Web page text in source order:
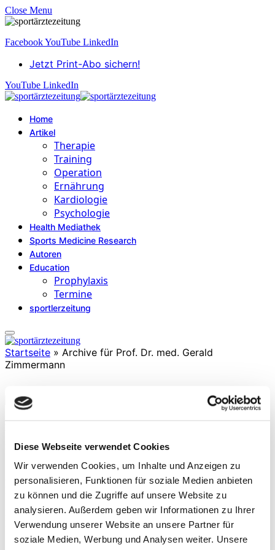
Diese Webseite verwendet Cookies
Wir verwenden Cookies, um Inhalte und Anzeigen zu
personalisieren, Funktionen für soziale Medien anbieten
zu können und die Zugriffe auf unsere Website zu
analysieren. Außerdem geben wir Informationen zu Ihrer
Verwendung unserer Website an unsere Partner für
soziale Medien, Werbung und Analysen weiter. Unsere
Close Menu
FacebookYouTube LinkedIn
Jetzt Print-Abo sichern!
YouTube LinkedIn
Home
Artikel
Therapie
Training
Operation
Ernährung
Kardiologie
Psychologie
Health Mediathek
Sports Medicine Research
Autoren
Education
Prophylaxis
Termine
sportlerzeitung
Startseite » Archive für Prof. Dr. med. Gerald
Zimmermann
ist Facharzt für Orthopädie und Unfallchirurgie mit
Sportmedizin. Er ist Chefarzt der Abteilung Unfallchirurgie und
orthopädische Chirurgie und leitet eine orthopädische Privatpraxis in
Mannheim. Neben der operativen Tätigkeit zählt zu seinen
Schwerpunkten Biologische Zelltherapie mit eigenem Plasma und
Fettzellen zur Behandlung von Arthrosen, Muskel- und
Bänderverletzungen, Knorpelzelltransplantationen.